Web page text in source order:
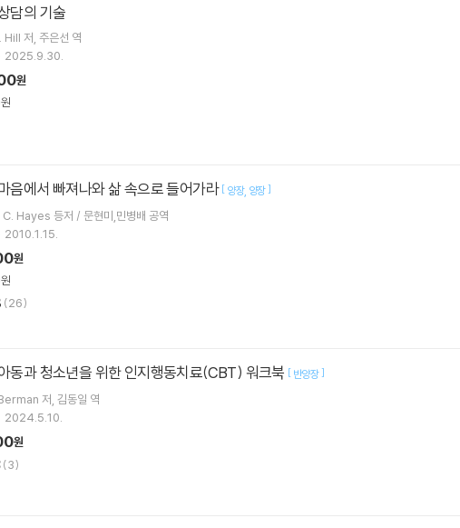
담의 기술
Hill 저 주은선 역
2025.9.30.
원
음에서 빠져나와 삶 속으로 들어가라 [ 양장 양장]
Hayes 등저 / 문현미,민병배 공역
2010.1.15.
원
(26)
동과 청소년을 위한 인지행동치료(CBT) 워크북 [ 반양장]
저 김동일 역
2024.5.10.
원
(3)